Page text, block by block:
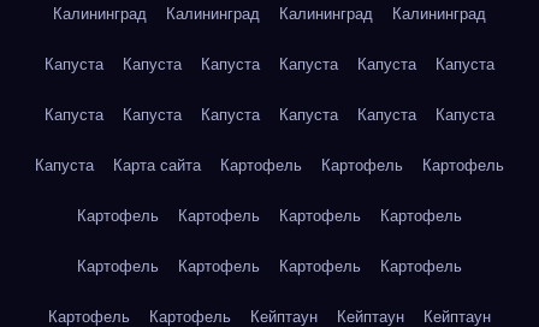
Калининград Калининград Калининград Калининград
Капуста Капуста Капуста Капуста Капуста Капуста
Капуста Капуста Капуста Капуста Капуста Капуста
Капуста Карта сайта Картофель Картофель Картофель
Картофель Картофель Картофель Картофель
Картофель Картофель Картофель Картофель
Картофель Картофель Кейптаун Кейптаун Кейптаун